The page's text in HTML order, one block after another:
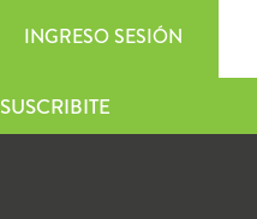
INGRESO SESIÓN
SUSCRIBITE